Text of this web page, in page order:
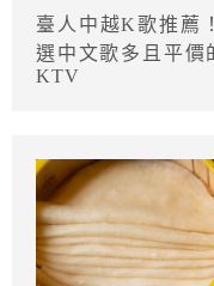
臺人中越K歌推薦
選中文歌多且平價
KTV